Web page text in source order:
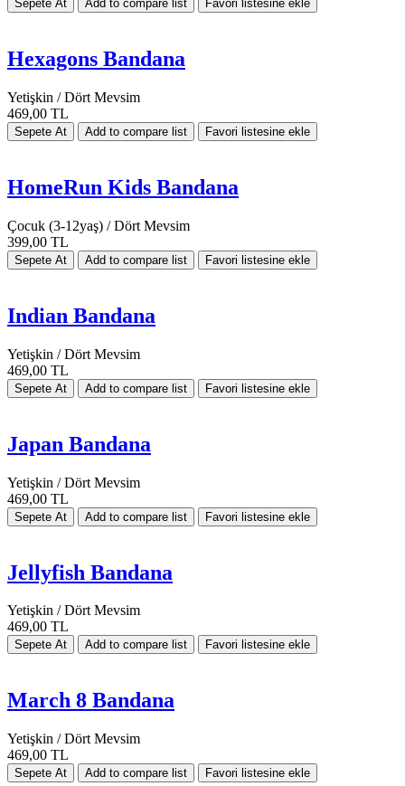
Hexagons Bandana
Yetişkin / Dört Mevsim
469,00 TL
HomeRun Kids Bandana
Çocuk (3-12yaş) / Dört Mevsim
399,00 TL
Indian Bandana
Yetişkin / Dört Mevsim
469,00 TL
Japan Bandana
Yetişkin / Dört Mevsim
469,00 TL
Jellyfish Bandana
Yetişkin / Dört Mevsim
469,00 TL
March 8 Bandana
Yetişkin / Dört Mevsim
469,00 TL